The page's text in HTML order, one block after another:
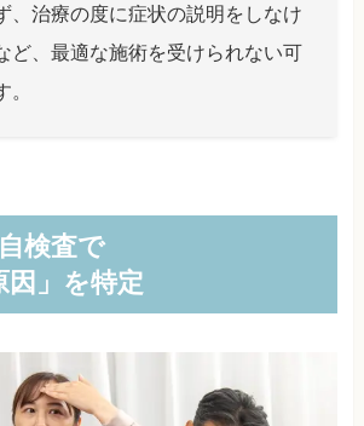
、治療の度に症状の説明をしなけ
ど、最適な施術を受けられない可
検査で
因」を特定